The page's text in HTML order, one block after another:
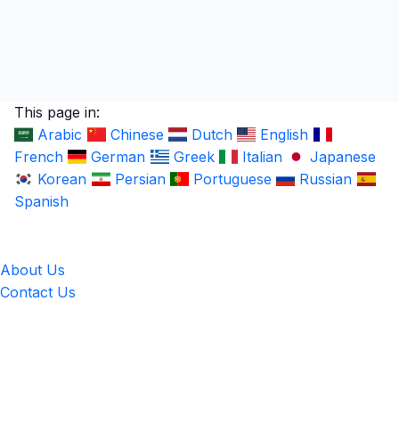
This page in:
Arabic
Chinese Dutch
English
French
German Greek Italian
Japanese
Korean
Persian Portuguese
Russian
Spanish
About Us
Contact Us